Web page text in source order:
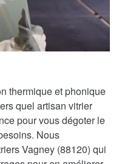
thermique et phonique
quel artisan vitrier
pour vous dégoter le
Nous
Vagney (88120) qui